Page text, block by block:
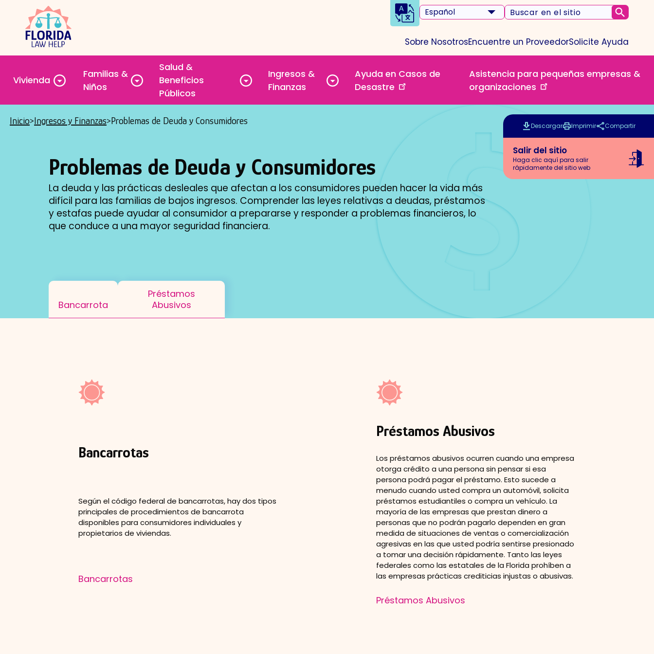
Saltar
al
contenido
principal
Select
Buscar
sitio
Submit
Quick
Links
Sobre NosotrosEncuentre un ProveedorSolicite Ayuda
Vivienda Toggle
Familias &
Niños
Toggle
submenu
Salud &
Beneficios
Públicos
Toggle
Ingresos &
Finanzas
Toggle
Ayuda en Casos de
Desastre
Asistencia para pequeñas empresas &
organizaciones
Descargar Imprimir
esta
página
Compartir
esta
página
Salir del sitio
Haga clic aquí para salir
rápidamente del sitio web
Inicio Ingresos y Finanzas Problemas de Deuda y Consumidores
Problemas de Deuda y Consumidores
La deuda y las prácticas desleales que afectan a los consumidores pueden hacer la vida más
difícil para las familias de bajos ingresos. Comprender las leyes relativas a deudas, préstamos
y estafas puede ayudar al consumidor a prepararse y responder a problemas financieros, lo
que conduce a una mayor seguridad financiera.
Subpage
NavigationBancarrota
Préstamos
Abusivos
Bancarrotas
Según el código federal de bancarrotas, hay dos tipos
principales de procedimientos de bancarrota
disponibles para consumidores individuales y
propietarios de viviendas.
Bancarrotas
Préstamos Abusivos
Los préstamos abusivos ocurren cuando una empresa
otorga crédito a una persona sin pensar si esa
persona podrá pagar el préstamo. Esto sucede a
menudo cuando usted compra un automóvil, solicita
préstamos estudiantiles o compra un vehículo. La
mayoría de las empresas que prestan dinero a
personas que no podrán pagarlo dependen en gran
medida de situaciones de ventas o comercialización
agresivas en las que usted podría sentirse presionado
a tomar una decisión rápidamente. Tanto las leyes
federales como las estatales de la Florida prohíben a
las empresas prácticas crediticias injustas o abusivas.
Préstamos Abusivos